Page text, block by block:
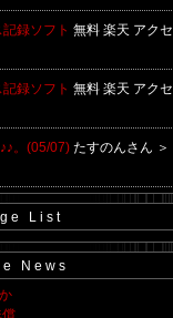
録ソフト 無料 楽天 アクセ
録ソフト 無料 楽天 アクセ
。(05/07) たすのんさん ＞
List
News